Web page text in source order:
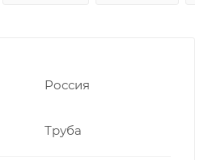
Россия
Труба